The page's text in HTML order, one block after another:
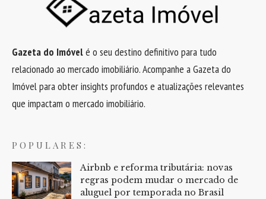
Gazeta do Imóvelé o seu destino definitivo para tudo
relacionado ao mercado imobiliário. Acompanhe a Gazeta do
Imóvel para obter insights profundos e atualizações relevantes
que impactam o mercado imobiliário.
POPULARES:
Airbnb e reforma tributária: novas
regras podem mudar o mercado de
aluguel por temporada no Brasil